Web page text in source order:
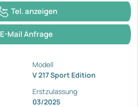
Tel. anzeigen
E-Mail Anfrage
Modell
V 217 Sport Edition
Erstzulassung
03/2025